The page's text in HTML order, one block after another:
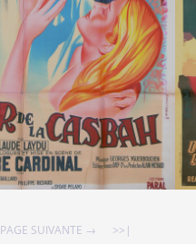
PAGE SUIVANTE → >>|